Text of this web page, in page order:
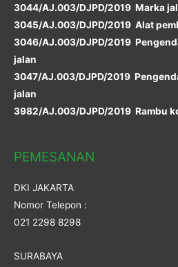
3044/AJ.003/DJPD/2019 Marka
3045/AJ.003/DJPD/2019 Alat
3046/AJ.003/DJPD/2019
jalan
3047/AJ.003/DJPD/2019
jalan
3982/AJ.003/DJPD/2019 Rambu
PEMESANAN
DKI JAKARTA
Nomor Telepon :
021 2298 8298
SURABAYA